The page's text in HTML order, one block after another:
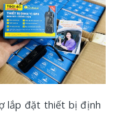
lắp đặt thiết bị định